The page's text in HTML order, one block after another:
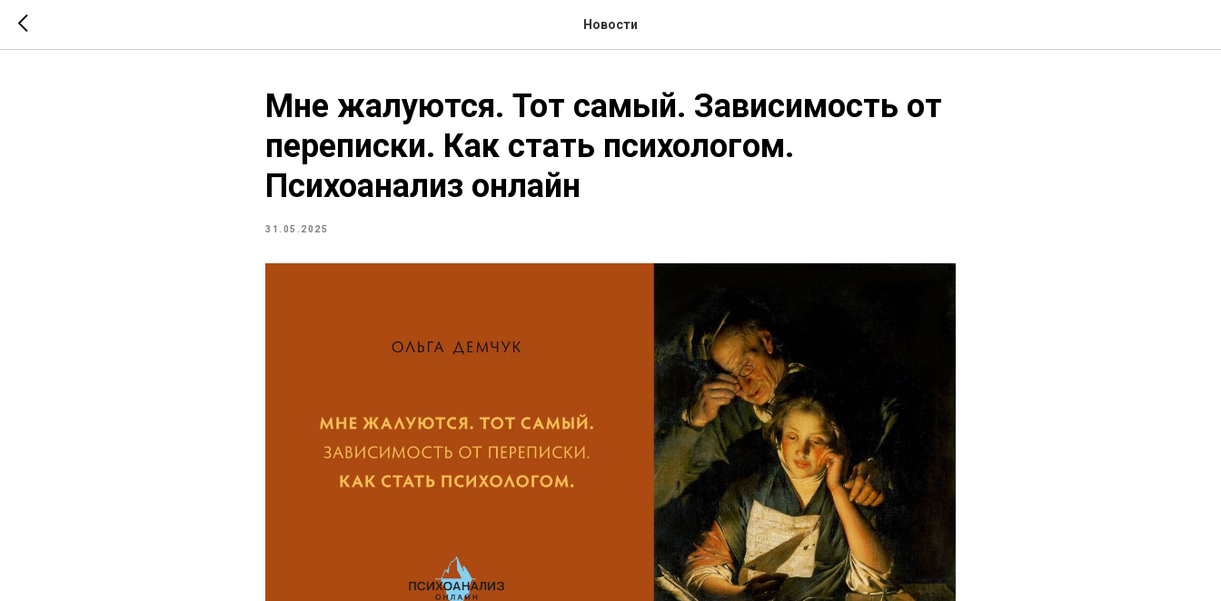
Новости
Мне жалуются. Тот самый. Зависимость от
переписки. Как стать психологом.
Психоанализ онлайн
31.05.2025